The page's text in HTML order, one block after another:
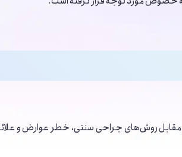
روش‌های جراحی سنتی، خطر عوارض و